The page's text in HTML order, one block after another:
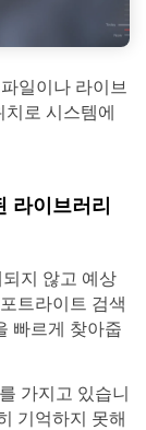
일이나 라이브
로 시스템에
라이브러리
지 않고 예상
트라이트 검색
빠르게 찾아줍
가지고 있습니
기억하지 못해